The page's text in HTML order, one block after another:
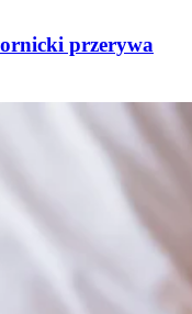
przerywa